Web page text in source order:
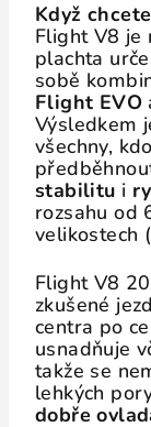
Když
Flight V8 je
plachta
sobě
Flight EVO
Výsledkem
všechny,
stabilitu i
rozsahu od
velikostech
Flight V8
zkušené
centra po
usnadňuje
takže se
lehkých
dobře